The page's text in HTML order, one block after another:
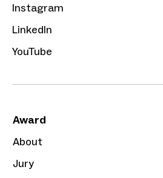
Instagram
LinkedIn
YouTube
Award
About
Jury